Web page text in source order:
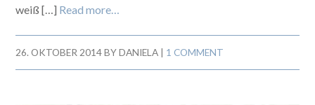
weiß […] Read more…
26. OKTOBER 2014BYDANIELA 1 COMMENT